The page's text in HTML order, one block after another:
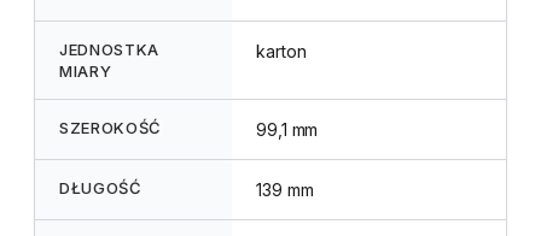
JEDNOSTKA
MIARY
karton
SZEROKOŚĆ 99,1 mm
DŁUGOŚĆ 139 mm